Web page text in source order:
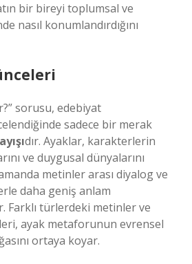
bir bireyi toplumsal ve
nasıl konumlandırdığını
sorusu, edebiyat
sadece bir merak
dır. Ayaklar, karakterlerin
ve duygusal dünyalarını
metinler arası diyalog ve
daha geniş anlam
Farklı türlerdeki metinler ve
ayak metaforunun evrensel
ortaya koyar.